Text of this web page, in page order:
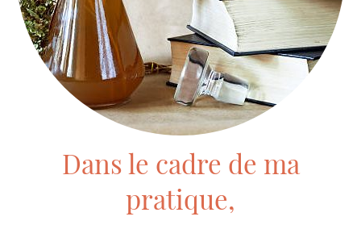
Dans le cadre de ma
pratique,